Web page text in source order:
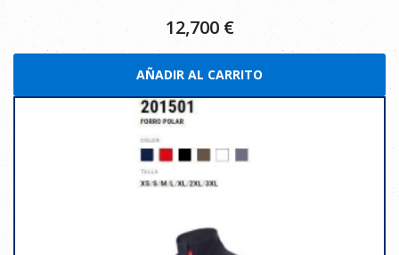
12,700 €
AÑADIR AL CARRITO